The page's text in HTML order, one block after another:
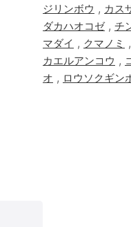
ジリンボウ , カス
ダカハオコゼ, チ
マダイ , クマノミ ,
カエルアンコウ ,
オ , ロウソクギン